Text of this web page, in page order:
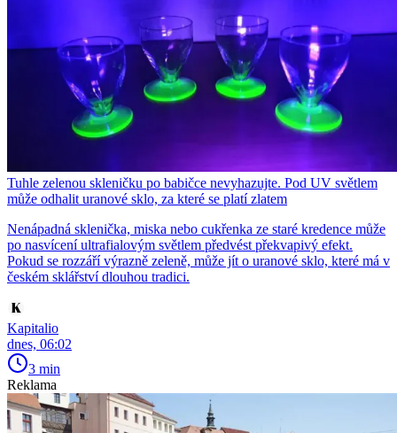
Tuhle zelenou skleničku po babičce nevyhazujte. Pod UV světlem
může odhalit uranové sklo, za které se platí zlatem
Nenápadná sklenička, miska nebo cukřenka ze staré kredence může
po nasvícení ultrafialovým světlem předvést překvapivý efekt.
Pokud se rozzáří výrazně zeleně, může jít o uranové sklo, které má v
českém sklářství dlouhou tradici.
Kapitalio
dnes, 06:02
3 min
Reklama